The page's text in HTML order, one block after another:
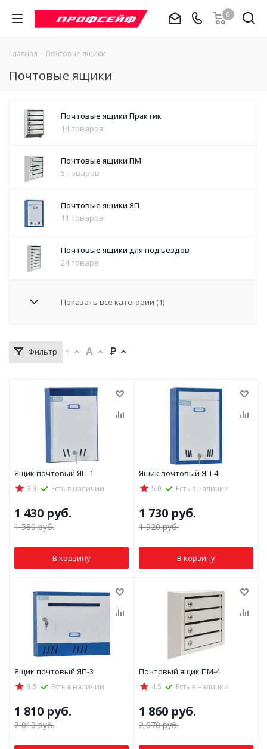
0
Главная - Почтовые ящики
Почтовые ящики
Почтовые ящики Практик
14 товаров
Почтовые ящики ПМ
5 товаров
Почтовые ящики ЯП
11 товаров
Почтовые ящики для подъездов
24 товара
Показать все категории (1)
Фильтр
Ящик почтовый ЯП-1
3.3 Есть в наличии
1 430 руб.
1 580руб.
В корзину
Ящик почтовый ЯП-4
5.0 Есть в наличии
1 730 руб.
1 920руб.
В корзину
Ящик почтовый ЯП-3
3.5 Есть в наличии
1 810 руб.
2 010руб.
Почтовый ящик ПМ-4
4.5 Есть в наличии
1 860 руб.
2 070руб.